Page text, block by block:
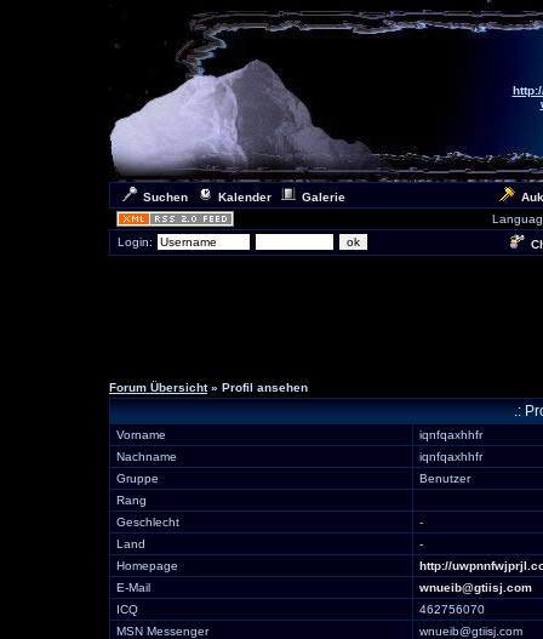
Suchen Kalender Galerie
Login:
Forum Übersicht» Profil ansehen
.:
Vorname
iqnfqaxhhfr
Nachname
iqnfqaxhhfr
Gruppe
Benutzer
Rang
Geschlecht
-
Land
-
Homepage
http://
E-Mail
wnueib@gtiisj.com
ICQ
462756070
MSN Messenger
wnueib@gtiisj.com